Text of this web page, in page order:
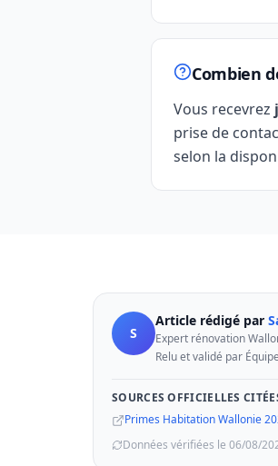
Combien
Vous recevrez
prise de
selon la
S
Article rédigé par
Expert rénovation
Relu et validé par
SOURCES OFFICIELLES
Primes Habitation Wallonie
Données vérifiées le 06/08/